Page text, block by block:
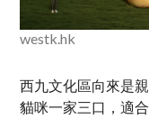
westk.hk
西九文化區向來是
貓咪一家三口，適